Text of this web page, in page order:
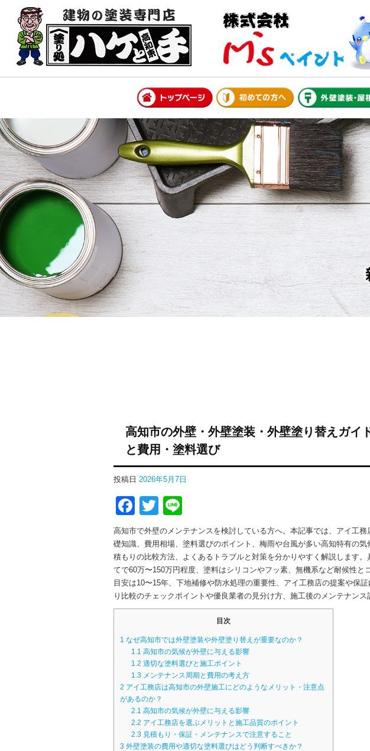
高知市の外壁・外壁塗装・外壁塗り替えガイ
と費用・塗料選び
投稿日 2026年5月7日
Facebook
Twitter
高知市で外壁のメンテナンスを検討している方へ。本記事では、アイ工
礎知識、費用相場、塗料選びのポイント、梅雨や台風が多い高知特有の
積もりの比較方法、よくあるトラブルと対策を分かりやすく解説します
てで60万〜150万円程度、塗料はシリコンやフッ素、無機系など耐候性
目安は10〜15年、下地補修や防水処理の重要性、アイ工務店の提案や保
り比較のチェックポイントや優良業者の見分け方、施工後のメンテナンス
目次
1 なぜ高知市では外壁塗装や外壁塗り替えが重要なのか？
1.1 高知市の気候が外壁に与える影響
1.2 適切な塗料選びと施工ポイント
1.3メンテナンス周期と費用の考え方
2 アイ工務店は高知市の外壁施工にどのようなメリット・注意点
があるのか？
2.1 高知市の気候が外壁に与える影響
2.2 アイ工務店を選ぶメリットと施工品質のポイント
2.3見積もり・保証・メンテナンスで注意すること
3 外壁塗装の費用や適切な塗料選びはどう判断すべきか？